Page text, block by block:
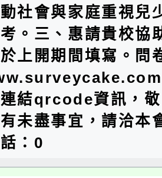
社會與家庭重視兒
。三、惠請貴校協
上開期間填寫。問
連結qrcode資訊，
未盡事宜，請洽本
：0